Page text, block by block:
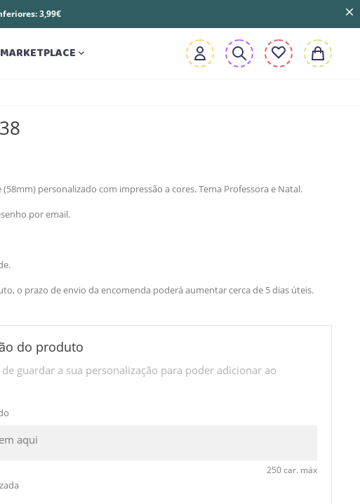
3,99€
MARKETPLACE 
personalizado com impressão a cores. Tema Professora e Natal.
por email.
o prazo de envio da encomenda poderá aumentar cerca de 5 dias úteis.
do produto
de guardar a sua personalização para poder adicionar ao
250 car. máx